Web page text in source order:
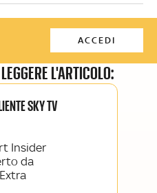
ACCEDI
L'ARTICOLO:
SKY TV
Insider
da